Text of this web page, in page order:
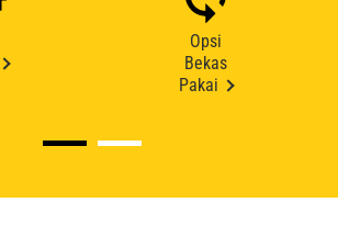
Opsi
Bekas
Pakai